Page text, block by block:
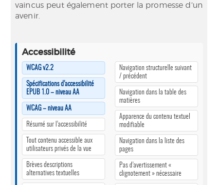
vaincus peut également porter la promesse d’un
avenir.
Accessibilité
WCAG v2.2
Spécifications d’accessibilité
EPUB 1.0 – niveau AA
WCAG – niveau AA
Résumé sur l’accessibilité
Tout contenu accessible aux
utilisateurs privés de la vue
Brèves descriptions
alternatives textuelles
Navigation structurelle suivant
/ précédent
Navigation dans la table des
matières
Apparence du contenu textuel
modifiable
Navigation dans la liste des
pages
Pas d’avertissement «
clignotement » nécessaire